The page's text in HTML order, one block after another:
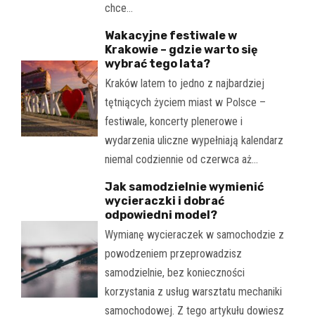
chce…
Wakacyjne festiwale w
Krakowie – gdzie warto się
wybrać tego lata?
Kraków latem to jedno z najbardziej
tętniących życiem miast w Polsce –
festiwale, koncerty plenerowe i
wydarzenia uliczne wypełniają kalendarz
niemal codziennie od czerwca aż…
Jak samodzielnie wymienić
wycieraczki i dobrać
odpowiedni model?
Wymianę wycieraczek w samochodzie z
powodzeniem przeprowadzisz
samodzielnie, bez konieczności
korzystania z usług warsztatu mechaniki
samochodowej. Z tego artykułu dowiesz